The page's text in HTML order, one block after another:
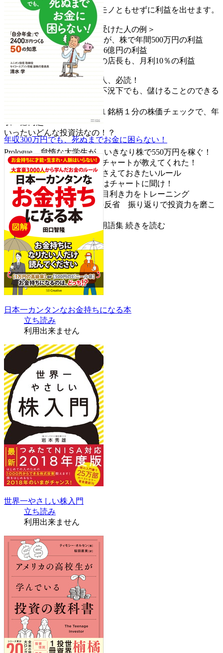
おまけに、市況の影響などモノともせずに利益を出せます。
＜けいくんのレクチャーを受けた人の例＞
◎年収250万円の保育士さんが、株で年間500万円の利益
◎一番儲けた教え子は総額16億円の利益
◎けいくんのアルバイト先の店長も、月利10％の利益
会社の給与だけだと不安な人、必読！
誰でも実現できて、どんな不況下でも、儲けることのできる
30歳、中華屋アルバイト。１銘柄１分の株価チェックで、年
いったいどんな投資法なの！？
Prologue 怠惰な大学生が、いきなり株で550万円を稼ぐ！
Step1 大切なことはすべてチャートが教えてくれた！
Step2 勝つために絶対に押さえておきたいルール
Step3 勝てる売買ポイントはチャートに聞け！
Step4 クイズでチャートの目利き力をトレーニング
Epilogue 【番外編】ネコの反省 振り返りで投資力を磨こ
ネコが教えるカンタン株式用語集 続きを読む
年収300万円でも、死ぬまでお金に困らない！
日本一カンタンなお金持ちになる本
立ち読み
利用出来ません
世界一やさしい株入門
立ち読み
利用出来ません